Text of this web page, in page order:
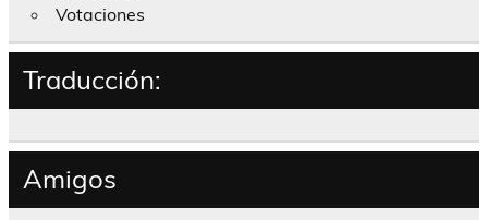
Votaciones
Traducción:
Amigos